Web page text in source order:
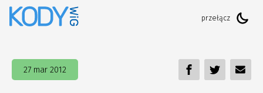
27 mar 2012